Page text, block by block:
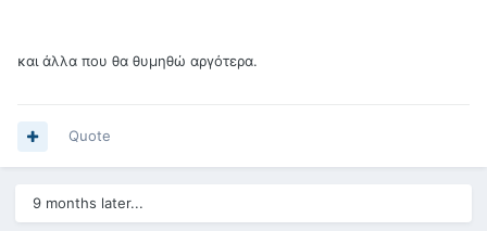
και άλλα που θα θυμηθώ αργότερα.
Quote
9 months later...